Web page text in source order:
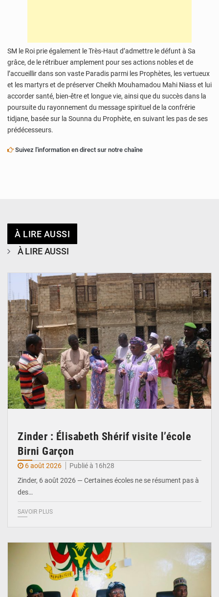
SM le Roi prie également le Très-Haut d’admettre le défunt à Sa
grâce, de le rétribuer amplement pour ses actions nobles et de
l’accueillir dans son vaste Paradis parmi les Prophètes, les vertueux
et les martyrs et de préserver Cheikh Mouhamadou Mahi Niass et lui
accorder santé, bien-être et longue vie, ainsi que du succès dans la
poursuite du rayonnement du message spirituel de la confrérie
tidjane, basée sur la Sounna du Prophète, en suivant les pas de ses
prédécesseurs.
Suivez l'information en direct sur notre chaîne
À LIRE AUSSI
À LIRE AUSSI
Zinder : Élisabeth Shérif visite l’école
Birni Garçon
6 août 2026
Publié à 16h28
Zinder, 6 août 2026 — Certaines écoles ne se résument pas à
des…
SAVOIR PLUS